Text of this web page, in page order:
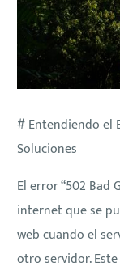
# Entendiendo el
Soluciones
El error “502 Bad
internet que se
web cuando el
otro servidor.